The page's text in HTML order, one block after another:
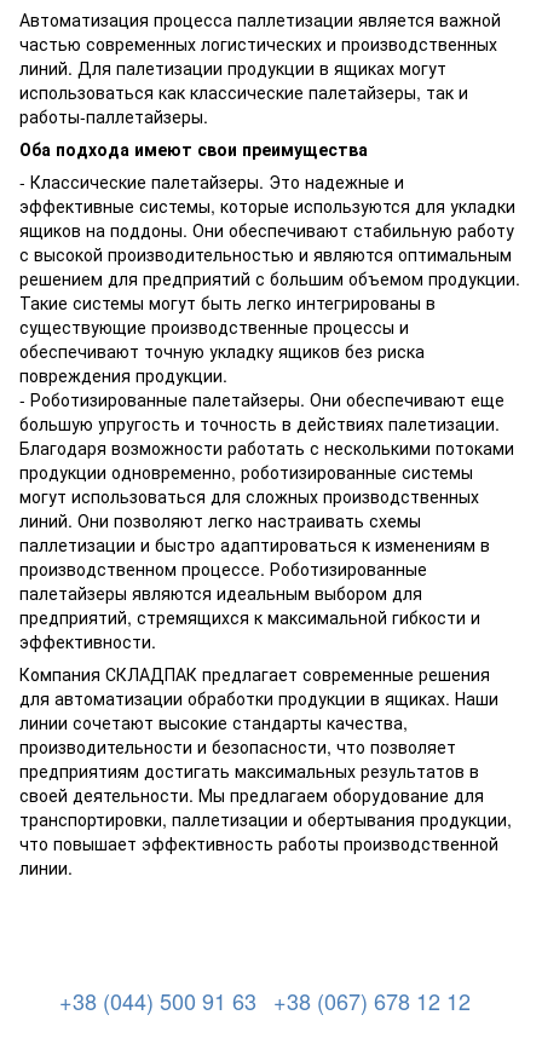
Автоматизация процесса паллетизации является важной
частью современных логистических и производственных
линий. Для палетизации продукции в ящиках могут
использоваться как классические палетайзеры, так и
работы-паллетайзеры.
Оба подхода имеют свои преимущества
- Классические палетайзеры. Это надежные и
эффективные системы, которые используются для укладки
ящиков на поддоны. Они обеспечивают стабильную работу
с высокой производительностью и являются оптимальным
решением для предприятий с большим объемом продукции.
Такие системы могут быть легко интегрированы в
существующие производственные процессы и
обеспечивают точную укладку ящиков без риска
повреждения продукции.
- Роботизированные палетайзеры. Они обеспечивают еще
большую упругость и точность в действиях палетизации.
Благодаря возможности работать с несколькими потоками
продукции одновременно, роботизированные системы
могут использоваться для сложных производственных
линий. Они позволяют легко настраивать схемы
паллетизации и быстро адаптироваться к изменениям в
производственном процессе. Роботизированные
палетайзеры являются идеальным выбором для
предприятий, стремящихся к максимальной гибкости и
эффективности.
Компания СКЛАДПАК предлагает современные решения
для автоматизации обработки продукции в ящиках. Наши
линии сочетают высокие стандарты качества,
производительности и безопасности, что позволяет
предприятиям достигать максимальных результатов в
своей деятельности. Мы предлагаем оборудование для
транспортировки, паллетизации и обертывания продукции,
что повышает эффективность работы производственной
линии.
+38 (044) 500 91 63 +38 (067) 678 12 12